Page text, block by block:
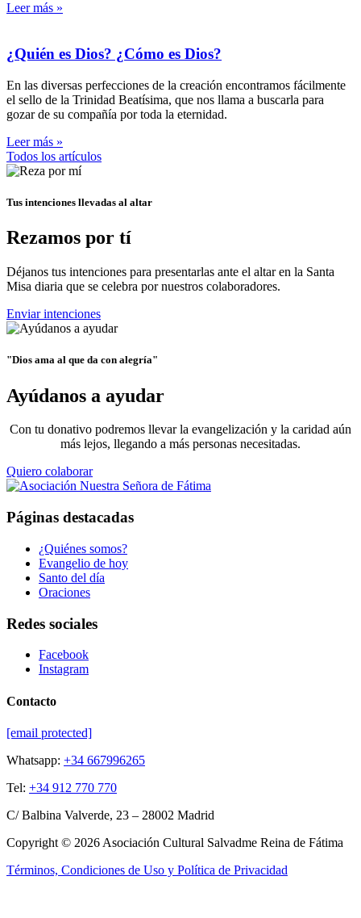
Leer más »
¿Quién es Dios? ¿Cómo es Dios?
En las diversas perfecciones de la creación encontramos fácilmente
el sello de la Trinidad Beatísima, que nos llama a buscarla para
gozar de su compañía por toda la eternidad.
Leer más »
Todos los artículos
Tus intenciones llevadas al altar
Rezamos por tí
Déjanos tus intenciones para presentarlas ante el altar en la Santa
Misa diaria que se celebra por nuestros colaboradores.
Enviar intenciones
"Dios ama al que da con alegría"
Ayúdanos a ayudar
Con tu donativo podremos llevar la evangelización y la caridad aún
más lejos, llegando a más personas necesitadas.
Quiero colaborar
Páginas destacadas
¿Quiénes somos?
Evangelio de hoy
Santo del día
Oraciones
Redes sociales
Facebook
Instagram
Contacto
[email protected]
Whatsapp: +34 667996265
Tel: +34 912 770 770
C/ Balbina Valverde, 23 – 28002 Madrid
Copyright © 2026 Asociación Cultural Salvadme Reina de Fátima
Términos, Condiciones de Uso y Política de Privacidad